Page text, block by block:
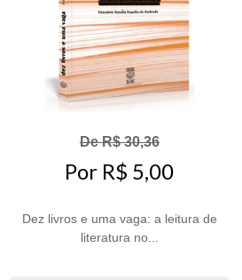
De R$ 30,36
Por R$ 5,00
Dez livros e uma vaga: a leitura de
literatura no...